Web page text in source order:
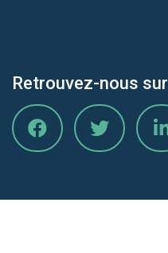
Retrouvez-nous sur